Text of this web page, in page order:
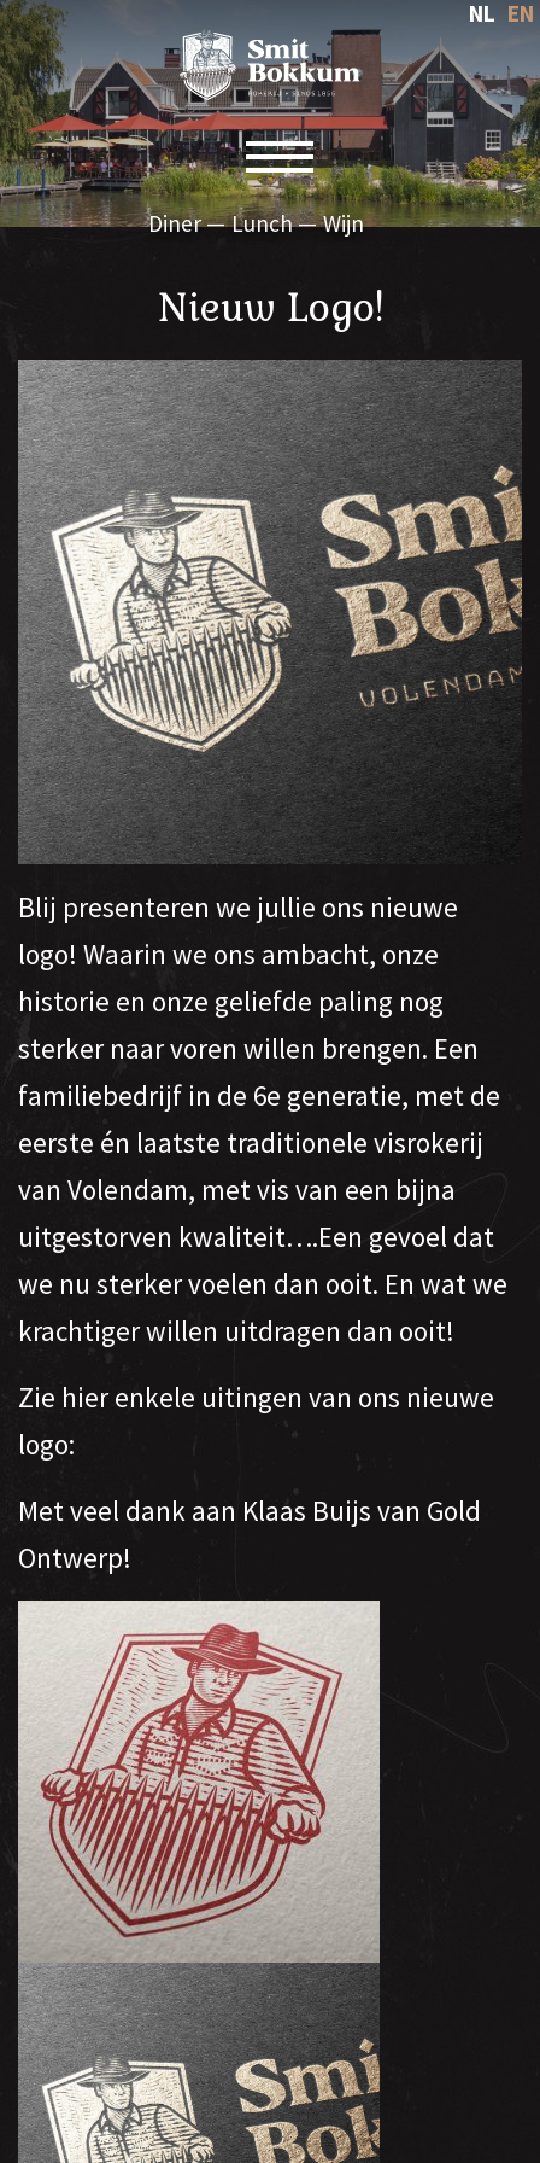
NL EN
Diner Lunch Wijn
Toggle navigation
Nieuw Logo!
Blij presenteren we jullie ons nieuwe
logo! Waarin we ons ambacht, onze
historie en onze geliefde paling nog
sterker naar voren willen brengen. Een
familiebedrijf in de 6e generatie, met de
eerste én laatste traditionele visrokerij
van Volendam, met vis van een bijna
uitgestorven kwaliteit….Een gevoel dat
we nu sterker voelen dan ooit. En wat we
krachtiger willen uitdragen dan ooit!
Zie hier enkele uitingen van ons nieuwe
logo:
Met veel dank aan Klaas Buijs van Gold
Ontwerp!